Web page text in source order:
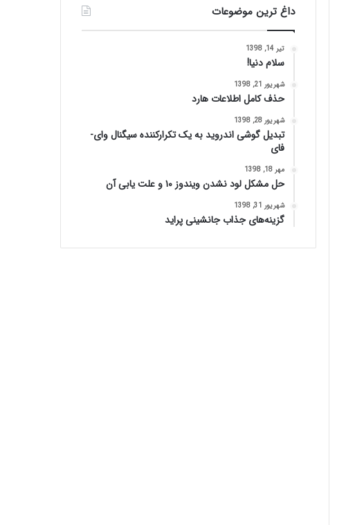
داغ ترین موضوعات
تیر 14, 1398
سلام دنیا!
شهریور 21, 1398
حذف کامل اطلاعات هارد
شهریور 28, 1398
تبدیل گوشی اندروید به یک تکرارکننده سیگنال وای-
فای
مهر 18, 1398
حل مشکل لود نشدن ویندوز ۱۰ و علت یابی آن
شهریور 31, 1398
گزینه‌های جذاب جانشینی پراید